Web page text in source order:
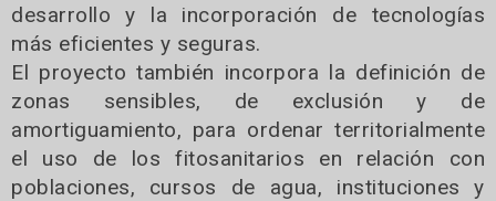
desarrollo y la incorporación de tecnologías
más eficientes y seguras.
El proyecto también incorpora la definición de
zonas sensibles, de exclusión y de
amortiguamiento, para ordenar territorialmente
el uso de los fitosanitarios en relación con
poblaciones, cursos de agua, instituciones y